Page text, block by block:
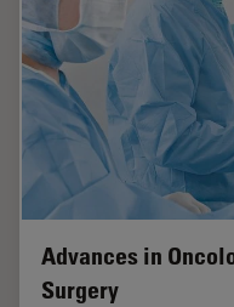
Advances in
Surgery